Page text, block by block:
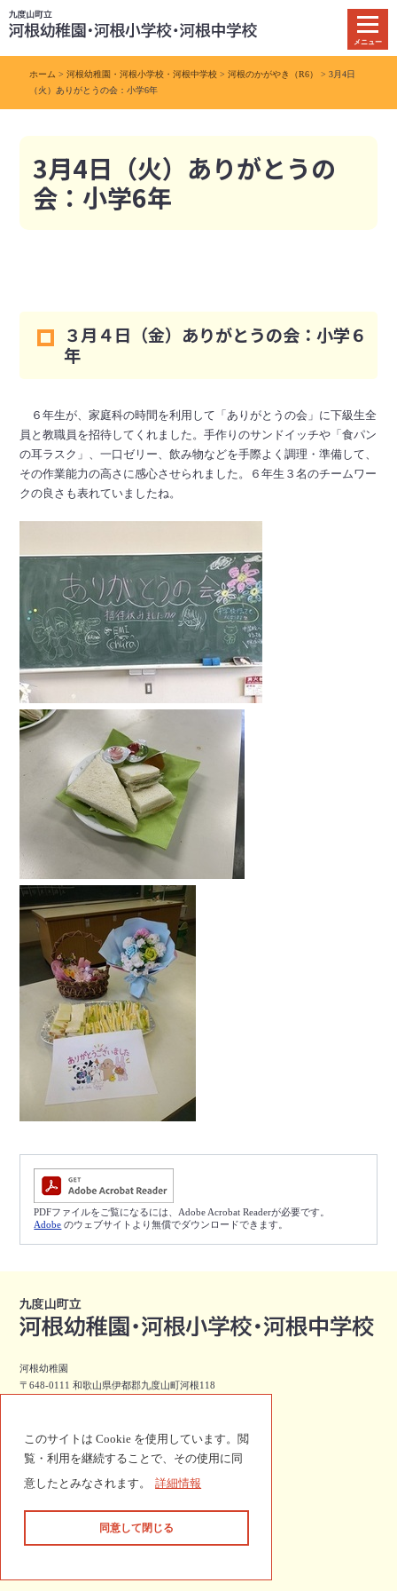
このサイトは Cookie を使用しています。閲
覧・利用を継続することで、その使用に同
意したとみなされます。 詳細情報
同意して閉じる
本
文
メニュー
ホーム >河根幼稚園・河根小学校・河根中学校 >河根のかがやき（R6）
> 3月4日
（火）ありがとうの会：小学6年
3月4日（火）ありがとうの
会：小学6年
３月４日（金）ありがとうの会：小学６
年
６年生が、家庭科の時間を利用して「ありがとうの会」に下級生全
員と教職員を招待してくれました。手作りのサンドイッチや「食パン
の耳ラスク」、一口ゼリー、飲み物などを手際よく調理・準備して、
その作業能力の高さに感心させられました。６年生３名のチームワー
クの良さも表れていましたね。
PDFファイルをご覧になるには、Adobe Acrobat Readerが必要です。
Adobe のウェブサイトより無償でダウンロードできます。
河根幼稚園
〒648-0111 和歌山県伊都郡九度山町河根118
河根小学校
〒648-0111 和歌山県伊都郡九度山町河根118
〒648-0111 和歌山県伊都郡九度山町河根77